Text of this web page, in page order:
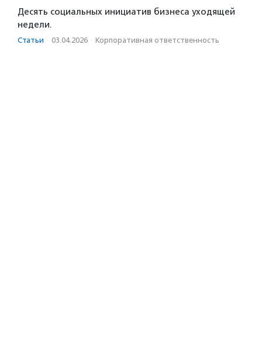
Десять социальных инициатив бизнеса уходящей
недели.
Статьи · 03.04.2026 · Корпоративная ответственность